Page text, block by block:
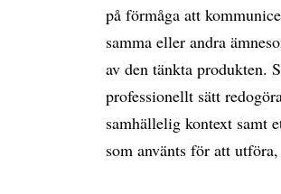
på förmåga att
samma eller andra
av den tänkta produkten.
professionellt sätt
samhällelig kontext samt
som använts för att